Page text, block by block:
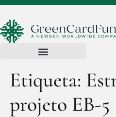
Etiqueta:
projeto EB-5